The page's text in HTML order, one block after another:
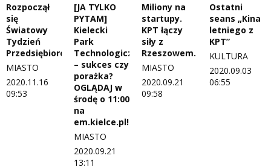
Rozpoczął
się
Światowy
Tydzień
Przedsiębiorczości
MIASTO
2020.11.16
09:53
[JA TYLKO
PYTAM]
Kielecki
Park
Technologiczny
– sukces czy
porażka?
OGLĄDAJ w
środę o 11:00
na
em.kielce.pl!
MIASTO
2020.09.21
13:11
Miliony na
startupy.
KPT łączy
siły z
Rzeszowem.
MIASTO
2020.09.21
09:58
Ostatni
seans „Kina
letniego z
KPT”
KULTURA
2020.09.03
06:55